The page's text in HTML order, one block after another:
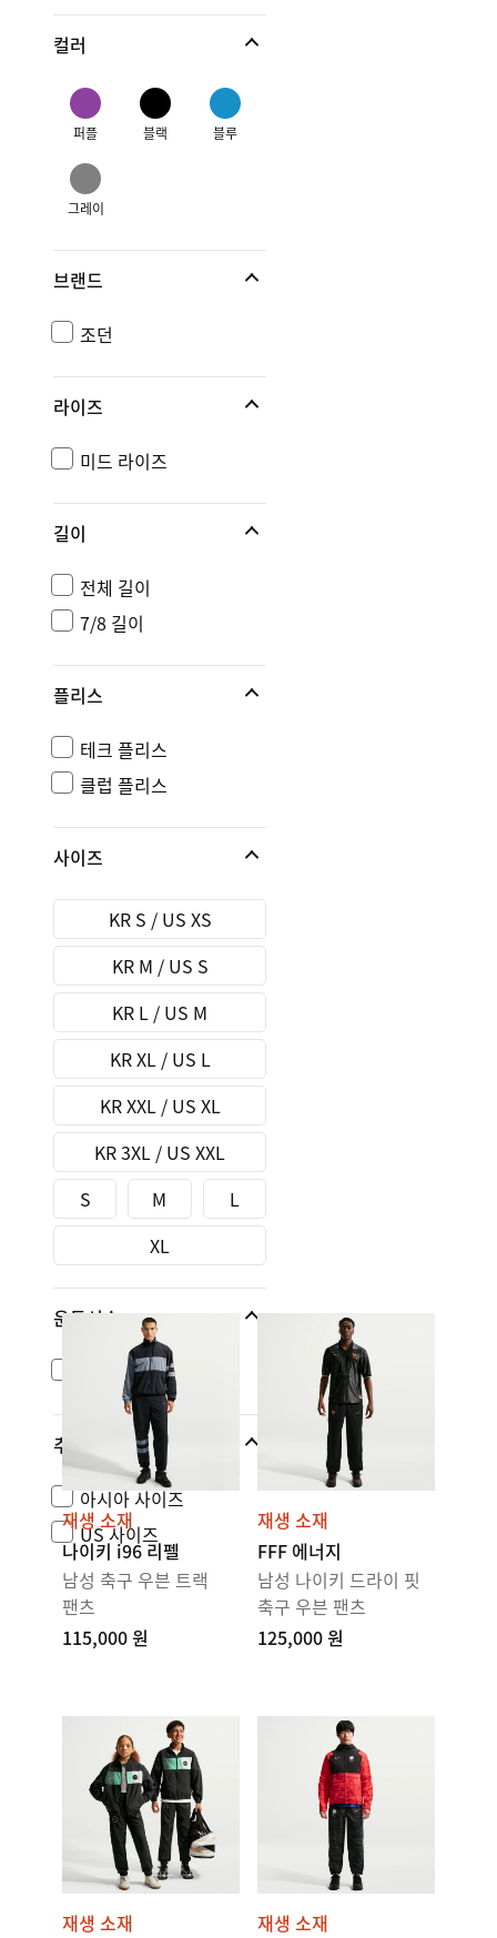
컬러
퍼플 블랙 블루
그레이
브랜드
조던
라이즈
미드 라이즈
길이
전체 길이
7/8 길이
플리스
테크 플리스
클럽 플리스
사이즈
KR S / US XS
KR M / US S
KR L / US M
KR XL / US L
KR XXL / US XL
KR 3XL / US XXL
S
M
L
XL
운동선수
킬리안 음바페
추가 사이즈
아시아 사이즈
US 사이즈
재생 소재
나이키 i96 리펠
남성 축구 우븐 트랙
팬츠
115,000 원
재생 소재
FFF 에너지
남성 나이키 드라이 핏
축구 우븐 팬츠
125,000 원
재생 소재 재생 소재